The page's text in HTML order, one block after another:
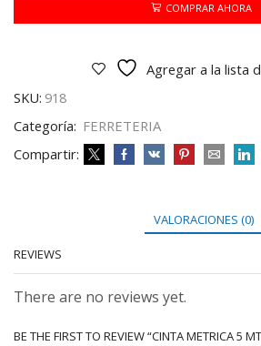
COMPRAR AHORA
Agregar a la lista
SKU: 918
Categoría: FERRETERIA
Compartir:
VALORACIONES (0)
REVIEWS
There are no reviews yet.
BE THE FIRST TO REVIEW “CINTA METRICA 5